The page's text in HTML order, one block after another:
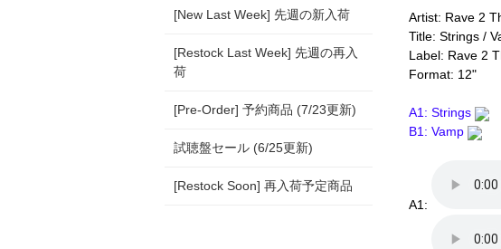
Artist: Rave 2
Title: Strings /
Label: Rave 2
Format: 12"
A1: Strings
B1: Vamp
A1:
[New Last Week] 先週の新入荷
[Restock Last Week] 先週の再入
荷
[Pre-Order] 予約商品 (7/23更新)
試聴盤セール (6/25更新)
[Restock Soon] 再入荷予定商品